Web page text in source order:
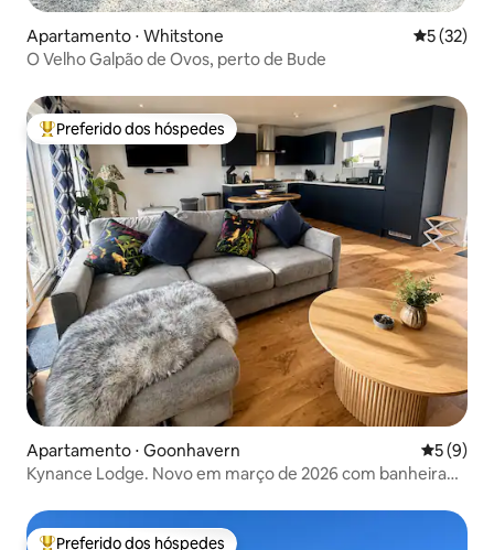
Apartamento ⋅ Whitstone 5 de uma
5 (32)
O Velho Galpão de Ovos, perto de Bude
Entre os melhores preferidos dos hóspedes
Preferido dos hóspedes
Apartamento ⋅ Goonhavern 5 de
5 (9)
Kynance Lodge. Novo em março de 2026 com banheira
Preferido dos hóspedes